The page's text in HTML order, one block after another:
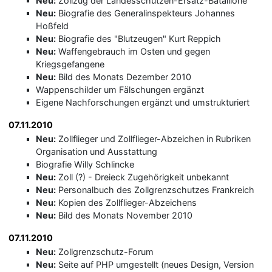
Neu: Biografie des Generalinspekteurs Johannes
Hoßfeld
Neu: Biografie des "Blutzeugen" Kurt Reppich
Neu: Waffengebrauch im Osten und gegen
Kriegsgefangene
Neu: Bild des Monats Dezember 2010
Wappenschilder um Fälschungen ergänzt
Eigene Nachforschungen ergänzt und umstrukturiert
07.11.2010
Neu: Zollflieger und Zollflieger-Abzeichen in Rubriken
Organisation und Ausstattung
Biografie Willy Schlincke
Neu: Zoll (?) - Dreieck Zugehörigkeit unbekannt
Neu: Personalbuch des Zollgrenzschutzes Frankreich
Neu: Kopien des Zollflieger-Abzeichens
Neu: Bild des Monats November 2010
07.11.2010
Neu: Zollgrenzschutz-Forum
Neu: Seite auf PHP umgestellt (neues Design, Version